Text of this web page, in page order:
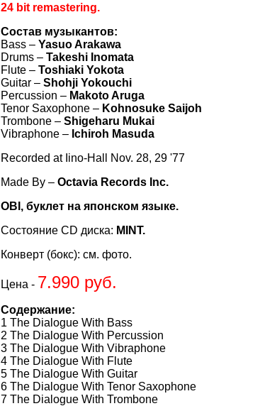
24 bit remastering.
Состав музыкантов:
Bass –Yasuo Arakawa
Drums –Takeshi Inomata
Flute –Toshiaki Yokota
Guitar –Shohji Yokouchi
Percussion – Makoto Aruga
Tenor Saxophone – Kohnosuke Saijoh
Trombone –Shigeharu Mukai
Vibraphone – Ichiroh Masuda
Recorded at Iino-Hall Nov. 28, 29 '77
Made By –Octavia Records Inc.
OBI, буклет на японском языке.
Состояние CD диска: MINT.
Конверт (бокс): см. фото.
Цена - 7.990 руб.
Содержание:
1 The Dialogue With Bass
2 The Dialogue With Percussion
3 The Dialogue With Vibraphone
4 The Dialogue With Flute
5 The Dialogue With Guitar
6 The Dialogue With Tenor Saxophone
7 The Dialogue With Trombone